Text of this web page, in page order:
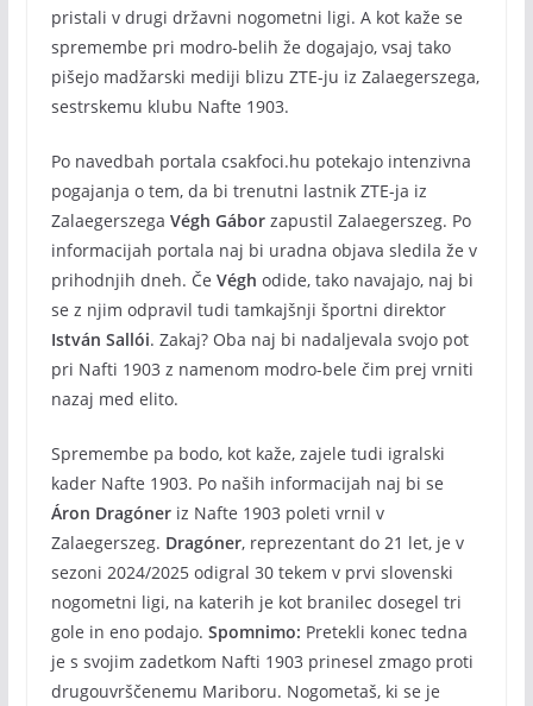
pristali v drugi državni nogometni ligi. A kot kaže se
spremembe pri modro-belih že dogajajo, vsaj tako
pišejo madžarski mediji blizu ZTE-ju iz Zalaegerszega,
sestrskemu klubu Nafte 1903.
Po navedbah portala csakfoci.hu potekajo intenzivna
pogajanja o tem, da bi trenutni lastnik ZTE-ja iz
Zalaegerszega Végh Gáborzapustil Zalaegerszeg. Po
informacijah portala naj bi uradna objava sledila že v
prihodnjih dneh. Če Végh odide, tako navajajo, naj bi
se z njim odpravil tudi tamkajšnji športni direktor
István Sallói. Zakaj? Oba naj bi nadaljevala svojo pot
pri Nafti 1903 z namenom modro-bele čim prej vrniti
nazaj med elito.
Spremembe pa bodo, kot kaže, zajele tudi igralski
kader Nafte 1903. Po naših informacijah naj bi se
Áron Dragóneriz Nafte 1903 poleti vrnil v
Zalaegerszeg. Dragóner, reprezentant do 21 let, je v
sezoni 2024/2025 odigral 30 tekem v prvi slovenski
nogometni ligi, na katerih je kot branilec dosegel tri
gole in eno podajo. Spomnimo: Pretekli konec tedna
je s svojim zadetkom Nafti 1903 prinesel zmago proti
drugouvrščenemu Mariboru. Nogometaš, ki se je